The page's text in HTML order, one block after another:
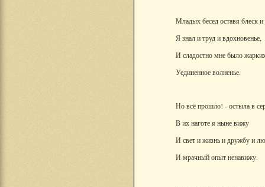
Младых бесед оставя блеск
Я знал и труд и вдохновенье,
И сладостно мне было
Уединенное волненье.
Но всё прошло! - остыла в
В их наготе я ныне вижу
И свет и жизнь и дружбу и
И мрачный опыт ненавижу.